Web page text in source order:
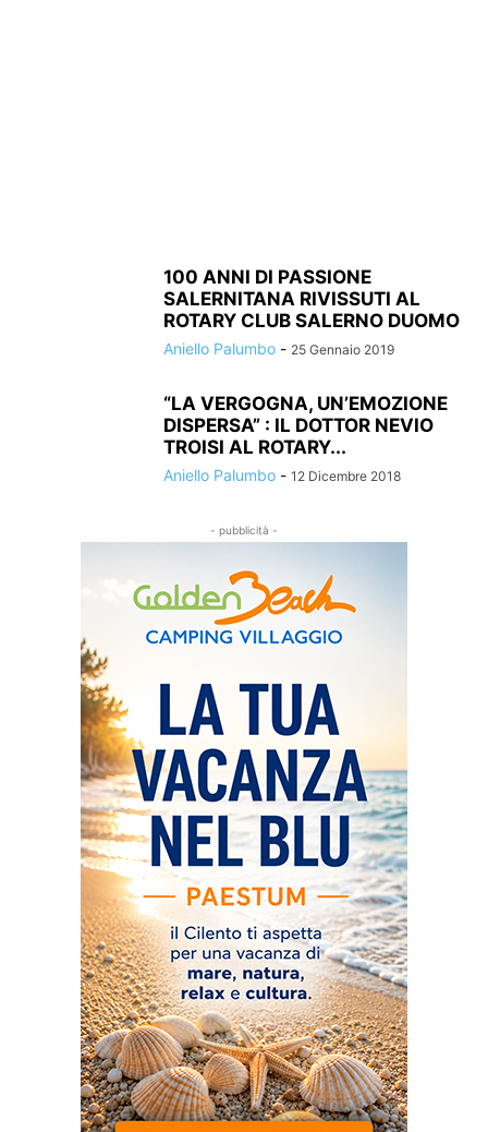
100 ANNI DI PASSIONE
SALERNITANA RIVISSUTI AL
ROTARY CLUB SALERNO DUOMO
Aniello Palumbo - 25 Gennaio 2019
“LA VERGOGNA, UN’EMOZIONE
DISPERSA” : IL DOTTOR NEVIO
TROISI AL ROTARY...
Aniello Palumbo - 12 Dicembre 2018
- pubblicità -